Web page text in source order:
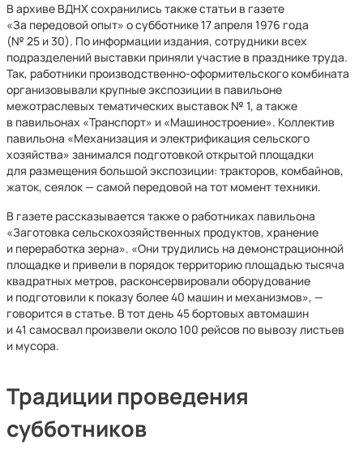
В архиве ВДНХ сохранились также статьи в газете
«За передовой опыт» о субботнике 17 апреля 1976 года
(№ 25 и 30). По информации издания, сотрудники всех
подразделений выставки приняли участие в празднике труда.
Так, работники производственно-оформительского комбината
организовывали крупные экспозиции в павильоне
межотраслевых тематических выставок № 1, а также
в павильонах «Транспорт» и «Машиностроение». Коллектив
павильона «Механизация и электрификация сельского
хозяйства» занимался подготовкой открытой площадки
для размещения большой экспозиции: тракторов, комбайнов,
жаток, сеялок — самой передовой на тот момент техники.
В газете рассказывается также о работниках павильона
«Заготовка сельскохозяйственных продуктов, хранение
и переработка зерна». «Они трудились на демонстрационной
площадке и привели в порядок территорию площадью тысяча
квадратных метров, расконсервировали оборудование
и подготовили к показу более 40 машин и механизмов», —
говорится в статье. В тот день 45 бортовых автомашин
и 41 самосвал произвели около 100 рейсов по вывозу листьев
и мусора.
Традиции проведения
субботников